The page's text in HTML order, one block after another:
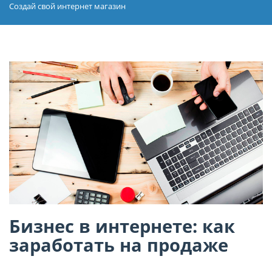
Создай свой интернет магазин
Бизнес в интернете: как
заработать на продаже